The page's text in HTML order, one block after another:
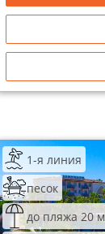
1-я линия
песок
до пляжа 20 м